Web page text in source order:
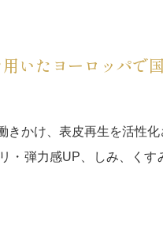
いたヨーロッパで
きかけ、表皮再生を活性
・弾力感UP、しみ、く